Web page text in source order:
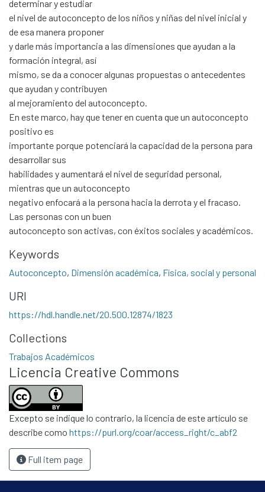
Communities & Collections
All of DSpace
Statistics
Contacto
Políticas
determinar y estudiar
el nivel de autoconcepto de los niños y niñas del nivel inicial y
de esa manera proponer
y darle más importancia a las dimensiones que ayudan a la
formación integral, así
mismo, se da a conocer algunas propuestas o antecedentes
que ayudan y contribuyen
al mejoramiento del autoconcepto.
En este marco, hay que tener en cuenta que un autoconcepto
positivo es
importante porque potenciará la capacidad de la persona para
desarrollar sus
habilidades y aumentará el nivel de seguridad personal,
mientras que un autoconcepto
negativo enfocará a la persona hacia la derrota y el fracaso.
Las personas con un buen
autoconcepto son activas, con éxitos sociales y académicos.
Keywords
Autoconcepto, Dimensión académica, Física, social y personal
URI
https://hdl.handle.net/20.500.12874/1823
Collections
Trabajos Académicos
Licencia Creative Commons
Excepto se indique lo contrario, la licencia de este artículo se
describe como https://purl.org/coar/access_right/c_abf2
Full item page